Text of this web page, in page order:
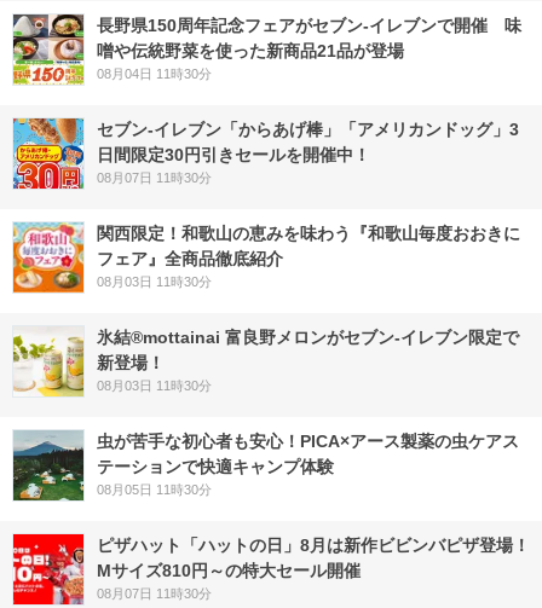
長野県150周年記念フェアがセブン-イレブンで開催 味
噌や伝統野菜を使った新商品21品が登場
08月04日 11時30分
セブン‐イレブン「からあげ棒」「アメリカンドッグ」3
日間限定30円引きセールを開催中！
08月07日 11時30分
関西限定！和歌山の恵みを味わう『和歌山毎度おおきに
フェア』全商品徹底紹介
08月03日 11時30分
氷結®mottainai 富良野メロンがセブン‐イレブン限定で
新登場！
08月03日 11時30分
虫が苦手な初心者も安心！PICA×アース製薬の虫ケアス
テーションで快適キャンプ体験
08月05日 11時30分
ピザハット「ハットの日」8月は新作ビビンバピザ登場！
Mサイズ810円～の特大セール開催
08月07日 11時30分